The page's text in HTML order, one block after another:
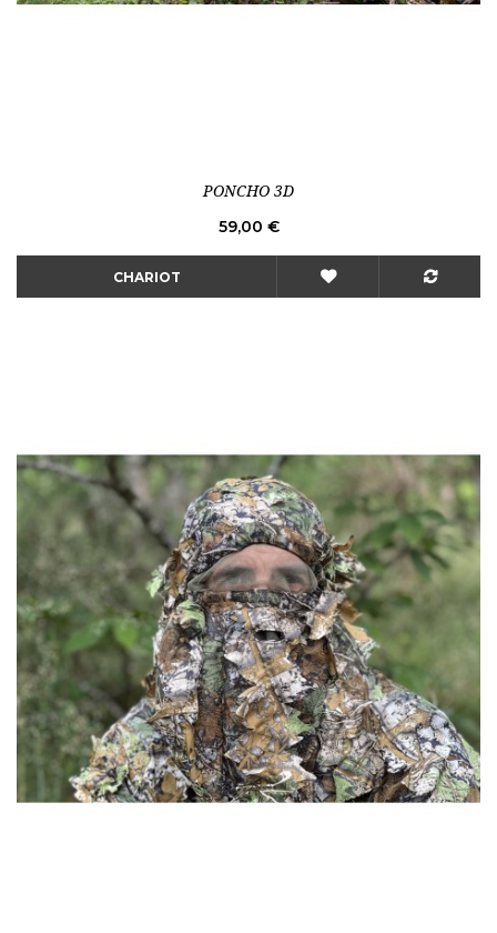
PONCHO 3D
Prix
59,00 €
CHARIOT